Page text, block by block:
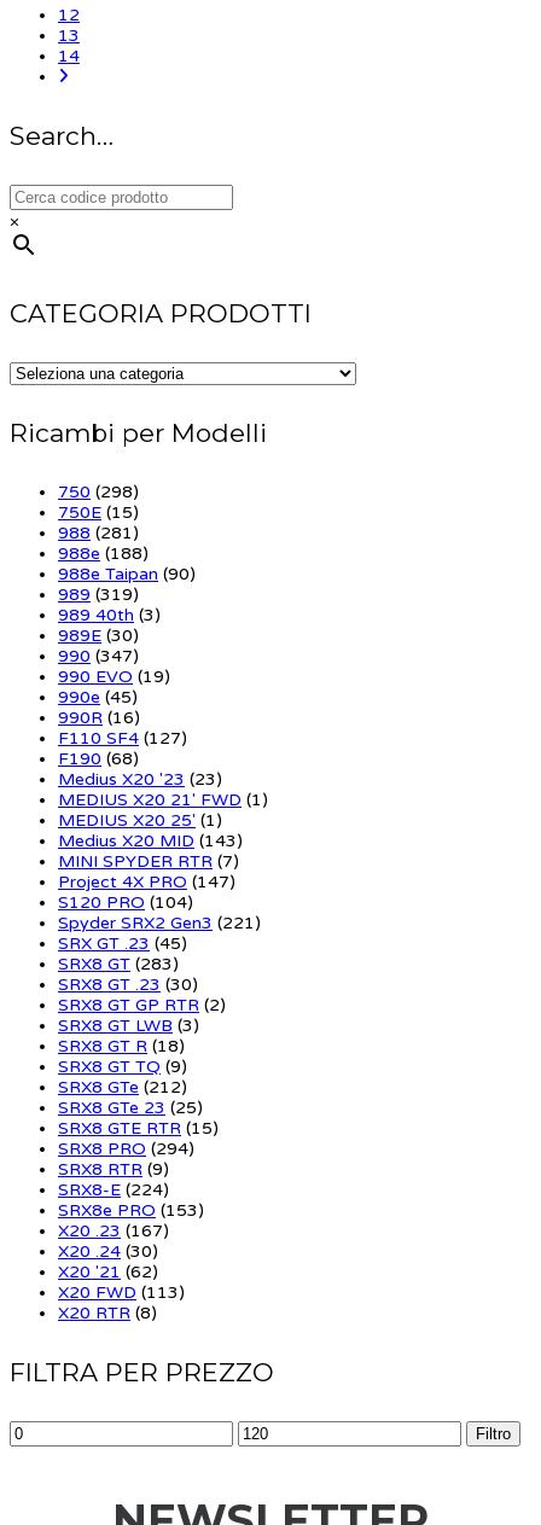
12
13
14
Search…
×
CATEGORIA PRODOTTI
Ricambi per Modelli
750 (298)
750E (15)
988 (281)
988e (188)
988e Taipan (90)
989 (319)
989 40th (3)
989E (30)
990 (347)
990 EVO (19)
990e (45)
990R (16)
F110 SF4 (127)
F190 (68)
Medius X20 '23 (23)
MEDIUS X20 21' FWD (1)
MEDIUS X20 25' (1)
Medius X20 MID (143)
MINI SPYDER RTR (7)
Project 4X PRO (147)
S120 PRO (104)
Spyder SRX2 Gen3 (221)
SRX GT .23 (45)
SRX8 GT (283)
SRX8 GT .23 (30)
SRX8 GT GP RTR (2)
SRX8 GT LWB (3)
SRX8 GT R (18)
SRX8 GT TQ (9)
SRX8 GTe (212)
SRX8 GTe 23 (25)
SRX8 GTE RTR (15)
SRX8 PRO (294)
SRX8 RTR (9)
SRX8-E (224)
SRX8e PRO (153)
X20 .23 (167)
X20 .24 (30)
X20 '21 (62)
X20 FWD (113)
X20 RTR (8)
FILTRA PER PREZZO
Filtro